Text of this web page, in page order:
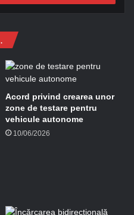
Acord privind crearea unor
zone de testare pentru
vehicule autonome
10/06/2026